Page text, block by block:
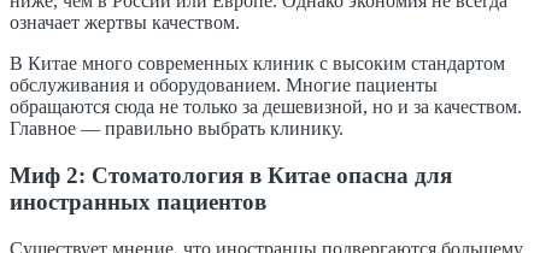
означает жертвы качеством.
В Китае много современных клиник с высоким стандартом
обслуживания и оборудованием. Многие пациенты
обращаются сюда не только за дешевизной, но и за качеством.
Главное — правильно выбрать клинику.
Миф 2: Стоматология в Китае опасна для
иностранных пациентов
Существует мнение, что иностранцы подвергаются большему